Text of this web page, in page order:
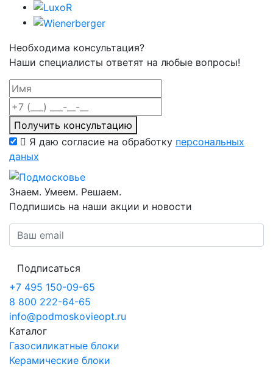
Необходима консультация?
Наши специалисты ответят на любые вопросы!
Получить консультацию
Я даю согласие на обработку персональных
даных
Знаем. Умеем. Решаем.
Подпишись на наши акции и новости
Подписаться
+7 495 150-09-65
8 800 222-64-65
info@podmoskovieopt.ru
Каталог
Газосиликатные блоки
Керамические блоки